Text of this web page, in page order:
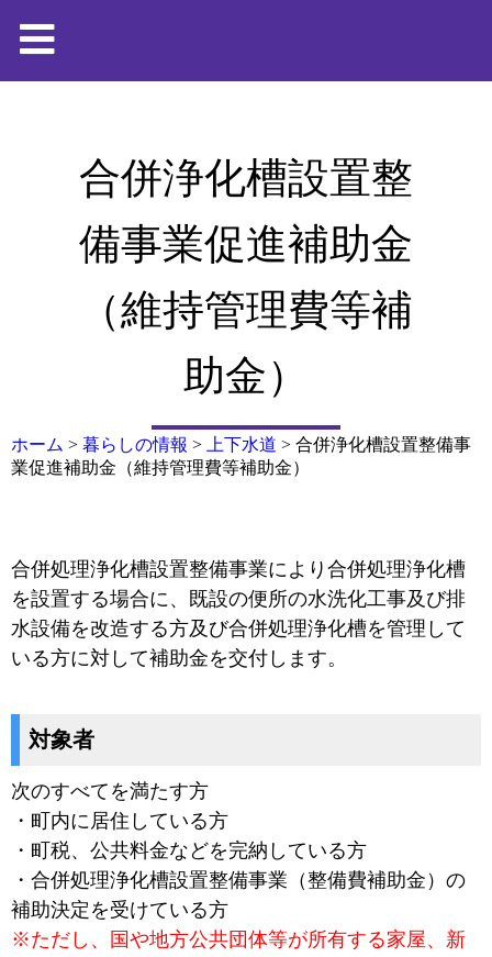
合併浄化槽設置整
備事業促進補助金
（維持管理費等補
助金）
ホーム > 暮らしの情報 > 上下水道 > 合併浄化槽設置整備事
業促進補助金（維持管理費等補助金）
合併処理浄化槽設置整備事業により合併処理浄化槽
を設置する場合に、既設の便所の水洗化工事及び排
水設備を改造する方及び合併処理浄化槽を管理して
いる方に対して補助金を交付します。
対象者
次のすべてを満たす方
・町内に居住している方
・町税、公共料金などを完納している方
・合併処理浄化槽設置整備事業（整備費補助金）の
補助決定を受けている方
※ただし、国や地方公共団体等が所有する家屋、新